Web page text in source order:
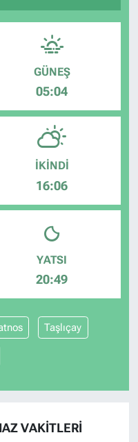
GÜNEŞ
05:04
İKINDI
16:06
YATSI
20:49
Taşlıçay
VAKITLERI